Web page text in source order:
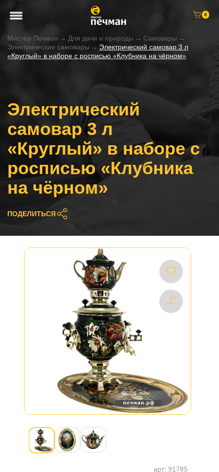
0
Мистер Печман → Для дачи и природы → Самовары →
Электрические самовары → Электрический самовар 3 л
«Круглый» в наборе с росписью «Клубника на чёрном»
Электрический
самовар 3 л
«Круглый» в наборе с
росписью «Клубника
на чёрном»
ПОДЕЛИТЬСЯ
арт: 91785